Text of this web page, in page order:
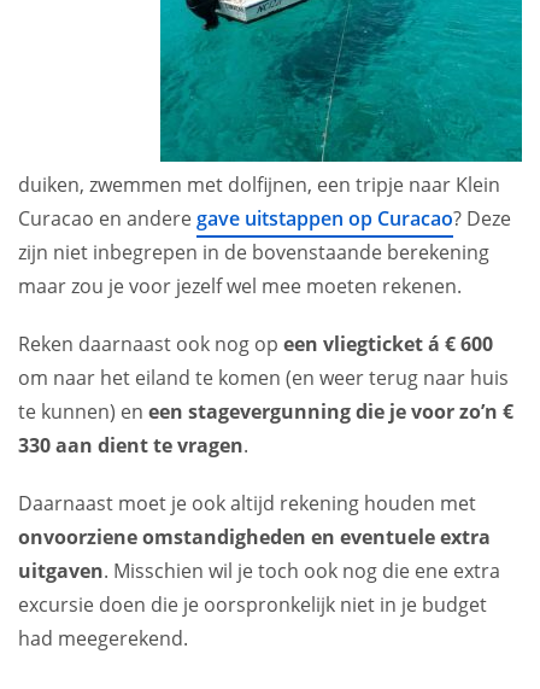
duiken, zwemmen met dolfijnen, een tripje naar Klein
Curacao en anderegave uitstappen op Curacao? Deze
zijn niet inbegrepen in de bovenstaande berekening
maar zou je voor jezelf wel mee moeten rekenen.
Reken daarnaast ook nog op een vliegticket á € 600
om naar het eiland te komen (en weer terug naar huis
te kunnen) en een stagevergunning die je voor zo’n €
330 aan dient te vragen.
Daarnaast moet je ook altijd rekening houden met
onvoorziene omstandigheden en eventuele extra
uitgaven. Misschien wil je toch ook nog die ene extra
excursie doen die je oorspronkelijk niet in je budget
had meegerekend.